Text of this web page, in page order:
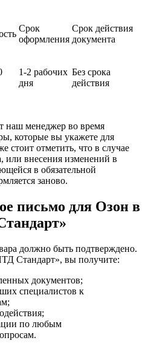
Срок
оформления
Срок действия
документа
1-2 рабочих
дня
Без срока
действия
наш менеджер во время
которые вы укажете для
стоит отметить, что в случае
или внесения изменений в
в обязательной
заново.
письмо для Озон в
должно быть подтверждено.
Стандарт», вы получите:
документов;
специалистов к
по любым